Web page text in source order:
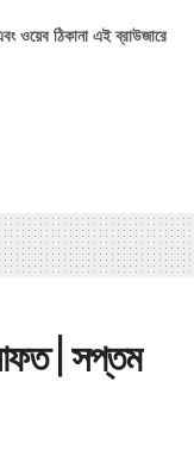
ওয়েব ঠিকানা এই ব্রাউজারে
| সপ্তম